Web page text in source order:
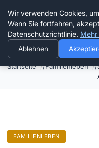
Verflixt-und-
Startseite Familienleben
FAMILIENLEBEN
Wir verwenden Cookies,
Wenn Sie fortfahren,
Datenschutzrichtlinie.
Ablehnen